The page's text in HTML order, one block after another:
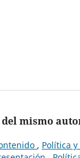
mismo
, Política